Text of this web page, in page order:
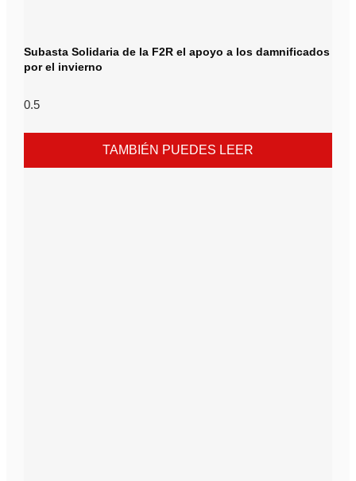
Subasta Solidaria de la F2R el apoyo a los damnificados
por el invierno
TAMBIÉN PUEDES LEER